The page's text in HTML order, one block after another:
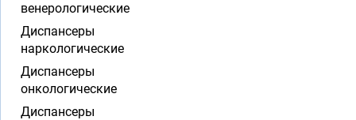
венерологические
Диспансеры
наркологические
Диспансеры
онкологические
Диспансеры